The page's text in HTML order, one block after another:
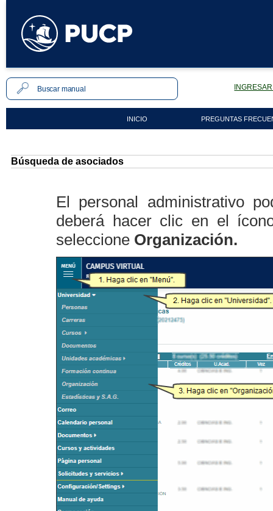
INICIO PREGUNTAS
Búsqueda de asociados
El personal administrativo
deberá hacer clic en el
seleccione Organización.